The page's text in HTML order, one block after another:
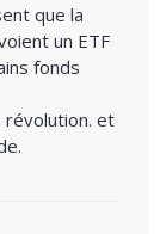
que la
un ETF
fonds
révolution. et